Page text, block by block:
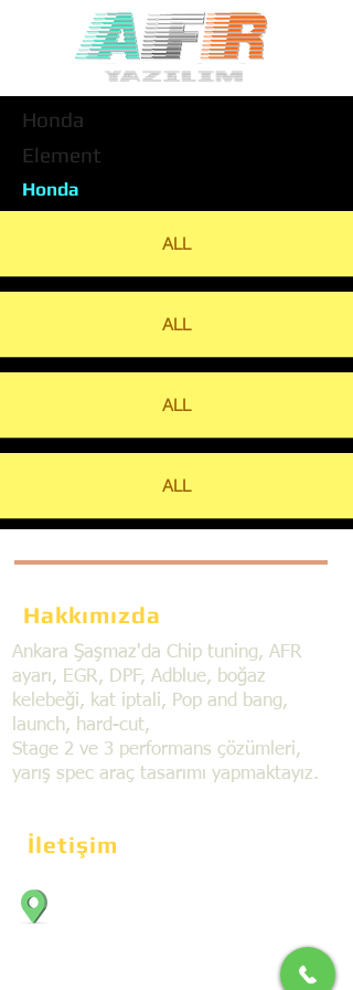
Honda
Element
Honda
ALL
ALL
ALL
ALL
Hakkımızda
Ankara Şaşmaz'da Chip tuning, AFR
ayarı, EGR, DPF, Adblue, boğaz
kelebeği, kat iptali, Pop and bang,
launch, hard-cut,
Stage 2 ve 3 performans çözümleri,
yarış spec araç tasarımı yapmaktayız.
İletişim